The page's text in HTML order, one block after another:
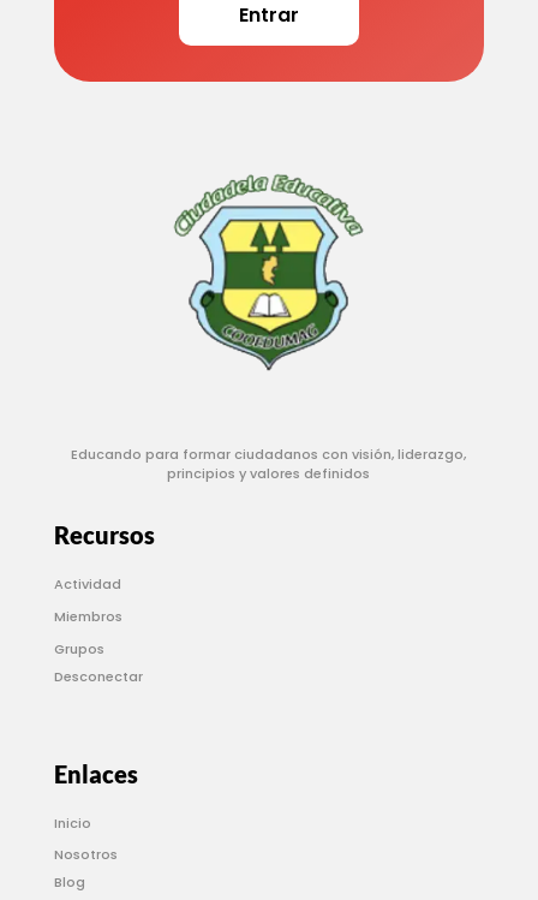
Entrar
Educando para formar ciudadanos con visión, liderazgo,
principios y valores definidos
Recursos
Actividad
Miembros
Grupos
Desconectar
Enlaces
Inicio
Nosotros
Blog